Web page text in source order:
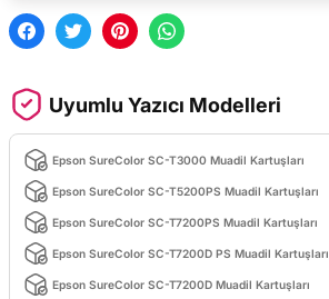
Uyumlu Yazıcı Modelleri
Epson SureColor SC-T3000 Muadil Kartuşları
Epson SureColor SC-T5200PS Muadil Kartuşları
Epson SureColor SC-T7200PS Muadil Kartuşları
Epson SureColor SC-T7200D PS Muadil Kartuşları
Epson SureColor SC-T7200D Muadil Kartuşları